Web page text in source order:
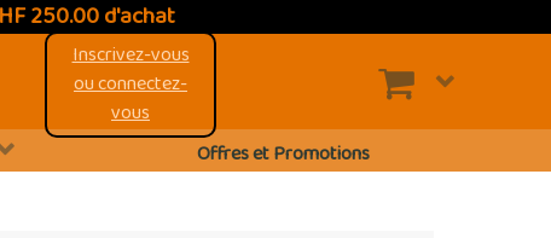
250.00 d'achat
Inscrivez-vous
ou connectez-
vous
Offres et Promotions